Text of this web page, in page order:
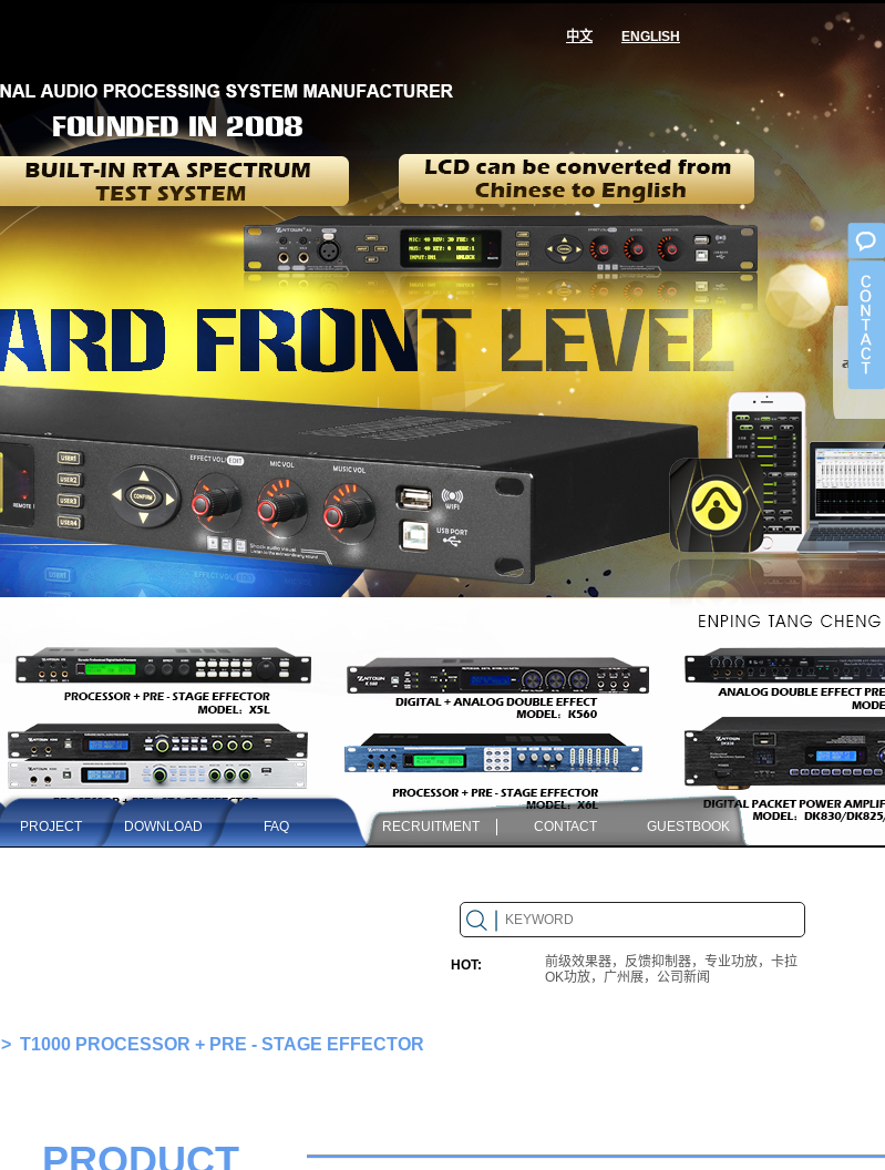
中文 ENGLISH
PROJECT DOWNLOAD FAQ RECRUITMENT CONTACT GUESTBOOK
HOT:
前级效果器，反馈抑制器，专业功放，卡拉
OK功放，广州展，公司新闻
> T1000 PROCESSOR + PRE - STAGE EFFECTOR
PRODUCT